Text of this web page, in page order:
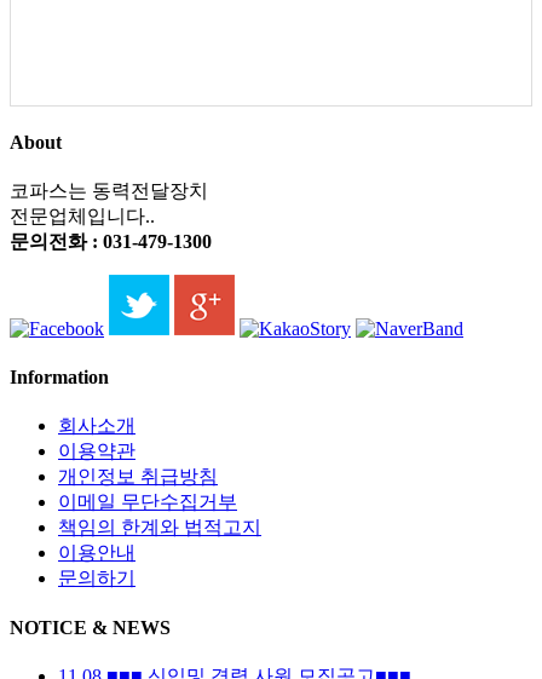
About
코파스는 동력전달장치
전문업체입니다..
문의전화 : 031-479-1300
Information
회사소개
이용약관
개인정보 취급방침
이메일 무단수집거부
책임의 한계와 법적고지
이용안내
문의하기
NOTICE & NEWS